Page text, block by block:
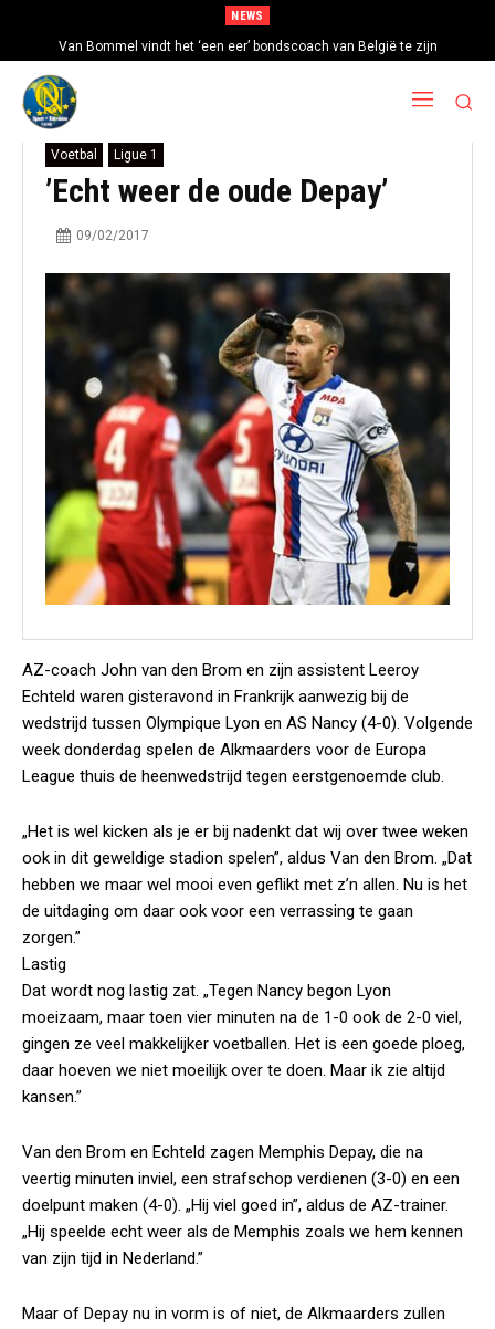
NEWS
Van Bommel vindt het ‘een eer’ bondscoach van België te zijn
Voetbal Ligue 1
’Echt weer de oude Depay’
09/02/2017
AZ-coach John van den Brom en zijn assistent Leeroy
Echteld waren gisteravond in Frankrijk aanwezig bij de
wedstrijd tussen Olympique Lyon en AS Nancy (4-0). Volgende
week donderdag spelen de Alkmaarders voor de Europa
League thuis de heenwedstrijd tegen eerstgenoemde club.
„Het is wel kicken als je er bij nadenkt dat wij over twee weken
ook in dit geweldige stadion spelen”, aldus Van den Brom. „Dat
hebben we maar wel mooi even geflikt met z’n allen. Nu is het
de uitdaging om daar ook voor een verrassing te gaan
zorgen.”
Lastig
Dat wordt nog lastig zat. „Tegen Nancy begon Lyon
moeizaam, maar toen vier minuten na de 1-0 ook de 2-0 viel,
gingen ze veel makkelijker voetballen. Het is een goede ploeg,
daar hoeven we niet moeilijk over te doen. Maar ik zie altijd
kansen.”
Van den Brom en Echteld zagen Memphis Depay, die na
veertig minuten inviel, een strafschop verdienen (3-0) en een
doelpunt maken (4-0). „Hij viel goed in”, aldus de AZ-trainer.
„Hij speelde echt weer als de Memphis zoals we hem kennen
van zijn tijd in Nederland.”
Maar of Depay nu in vorm is of niet, de Alkmaarders zullen